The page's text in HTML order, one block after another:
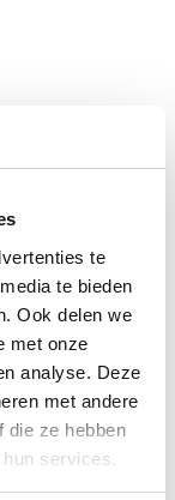
te
te bieden
Ook delen we
met onze
analyse. Deze
met andere
die ze hebben
services.
staan wij
van
uw vakantie
• Maatwerk •